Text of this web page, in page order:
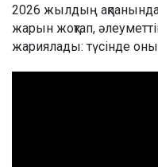
2026 жылдың ақпанында
жарын жоқтап,
жариялады: түсінде